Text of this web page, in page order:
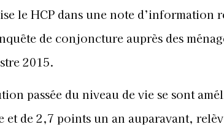
le HCP dans une note d’information
de conjoncture auprès des
2015.
passée du niveau de vie se sont
de 2,7 points un an auparavant,